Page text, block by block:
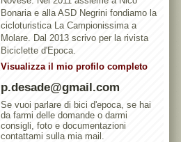
Bonaria e alla ASD Negrini fondiamo la
cicloturistica La Campionissima a
Molare. Dal 2013 scrivo per la rivista
Biciclette d'Epoca.
Visualizza il mio profilo completo
p.desade@gmail.com
Se vuoi parlare di bici d'epoca, se hai
da farmi delle domande o darmi
consigli, foto e documentazioni
contattami sulla mia mail.